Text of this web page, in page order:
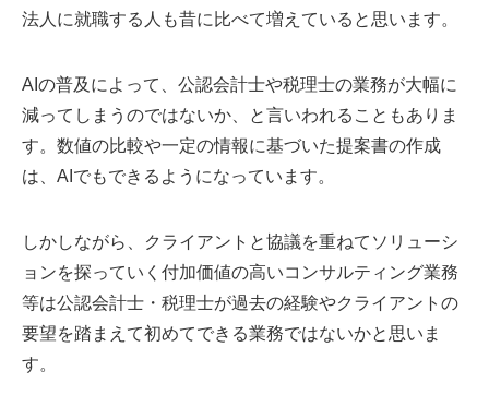
法人に就職する人も昔に比べて増えていると思います。
AIの普及によって、公認会計士や税理士の業務が大幅に
減ってしまうのではないか、と言いわれることもありま
す。数値の比較や一定の情報に基づいた提案書の作成
は、AIでもできるようになっています。
しかしながら、クライアントと協議を重ねてソリューシ
ョンを探っていく付加価値の高いコンサルティング業務
等は公認会計士・税理士が過去の経験やクライアントの
要望を踏まえて初めてできる業務ではないかと思いま
す。